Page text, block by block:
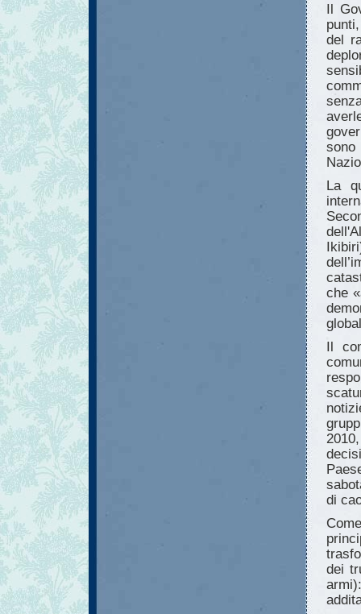
Il
del
La
che «
Il
di
dei